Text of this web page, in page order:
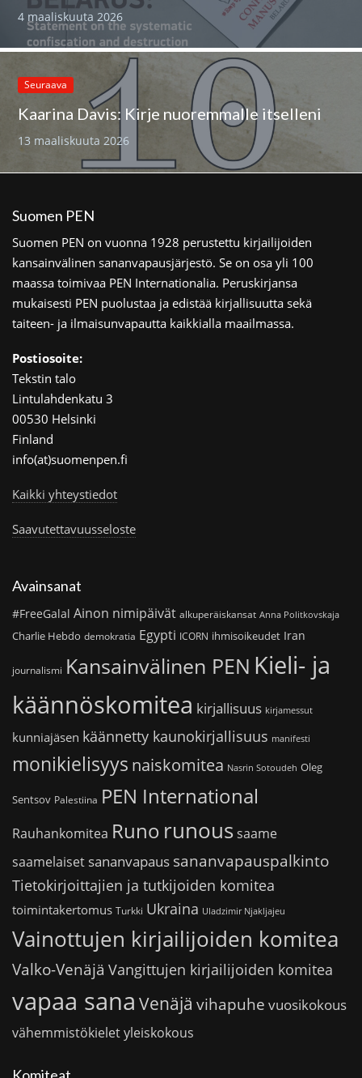
4 maaliskuuta 2026
Seuraava
Kaarina Davis: Kirje nuoremmalle itselleni
13 maaliskuuta 2026
Suomen PEN
Suomen PEN on vuonna 1928 perustettu kirjailijoiden
kansainvälinen sananvapausjärjestö. Se on osa yli 100
maassa toimivaa PEN Internationalia. Peruskirjansa
mukaisesti PEN puolustaa ja edistää kirjallisuutta sekä
taiteen- ja ilmaisunvapautta kaikkialla maailmassa.
Postiosoite:
Tekstin talo
Lintulahdenkatu 3
00530 Helsinki
Finland
info(at)suomenpen.fi
Kaikki yhteystiedot
Saavutettavuusseloste
Avainsanat
#FreeGalal Ainon nimipäivät alkuperäiskansat Anna Politkovskaja
Charlie Hebdo demokratia Egypti ICORN ihmisoikeudet Iran
journalismi Kansainvälinen PEN Kieli- ja
käännöskomitea kirjallisuus kirjamessut
kunniajäsen käännetty kaunokirjallisuus manifesti
monikielisyys naiskomitea Nasrin Sotoudeh Oleg
Sentsov Palestiina PEN International
Rauhankomitea Runo runoussaame
saamelaiset sananvapaus sananvapauspalkinto
Tietokirjoittajien ja tutkijoiden komitea
toimintakertomus Turkki Ukraina Uladzimir Njakljajeu
Vainottujen kirjailijoiden komitea
Valko-Venäjä Vangittujen kirjailijoiden komitea
vapaa sana Venäjä vihapuhe vuosikokous
vähemmistökieletyleiskokous